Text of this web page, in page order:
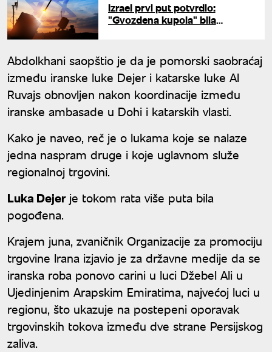
Izrael prvi put potvrdio:
"Gvozdena kupola" bila
Abdolkhani saopštio je da je pomorski saobraćaj
između iranske luke Dejer i katarske luke Al
Ruvajs obnovljen nakon koordinacije između
iranske ambasade u Dohi i katarskih vlasti.
Kako je naveo, reč je o lukama koje se nalaze
jedna naspram druge i koje uglavnom služe
regionalnoj trgovini.
Luka Dejerje tokom rata više puta bila
pogođena.
Krajem juna, zvaničnik Organizacije za promociju
trgovine Irana izjavio je za državne medije da se
iranska roba ponovo carini u luci Džebel Ali u
Ujedinjenim Arapskim Emiratima, najvećoj luci u
regionu, što ukazuje na postepeni oporavak
trgovinskih tokova između dve strane Persijskog
zaliva.